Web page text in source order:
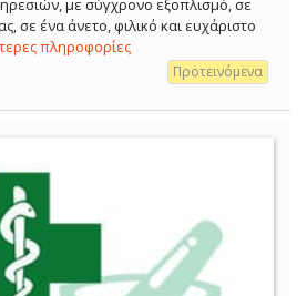
με σύγχρονο εξοπλισμό, σε
σε ένα άνετο, φιλικό και ευχάριστο
πληροφορίες
Προτεινόμενα